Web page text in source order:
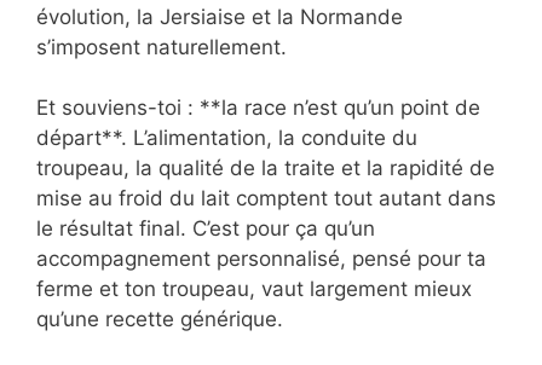
évolution, la Jersiaise et la Normande
s’imposent naturellement.
Et souviens-toi : **la race n’est qu’un point de
départ**. L’alimentation, la conduite du
troupeau, la qualité de la traite et la rapidité de
mise au froid du lait comptent tout autant dans
le résultat final. C’est pour ça qu’un
accompagnement personnalisé, pensé pour ta
ferme et ton troupeau, vaut largement mieux
qu’une recette générique.